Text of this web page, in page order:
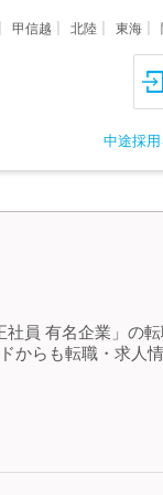
甲信越 北陸 東海
中途採
員 有名企業」の
からも転職・求人